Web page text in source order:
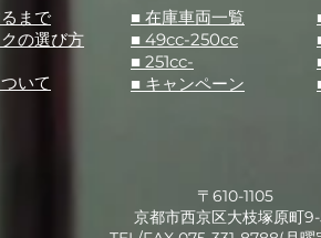
まで
の選び方
いて
■ 在庫車両一覧
■ 49cc-250cc
■ 251cc-
■ キャンペーン
〒610-1105
京都市西京区大枝塚原町